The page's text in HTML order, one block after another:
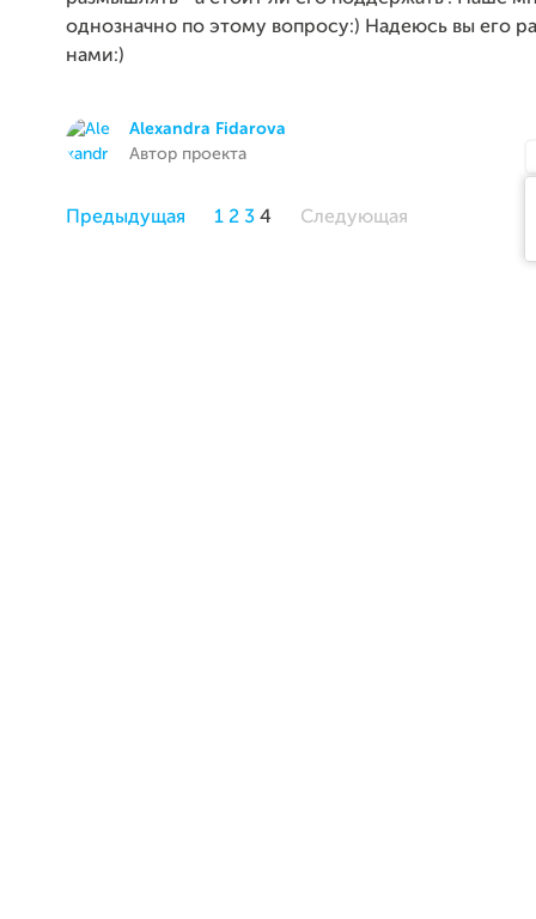
однозначно по этому вопросу:) Надеюсь вы его
нами:)
Alexandra Fidarova
Автор проекта
Предыдущая 1 2 3 4 Следующая